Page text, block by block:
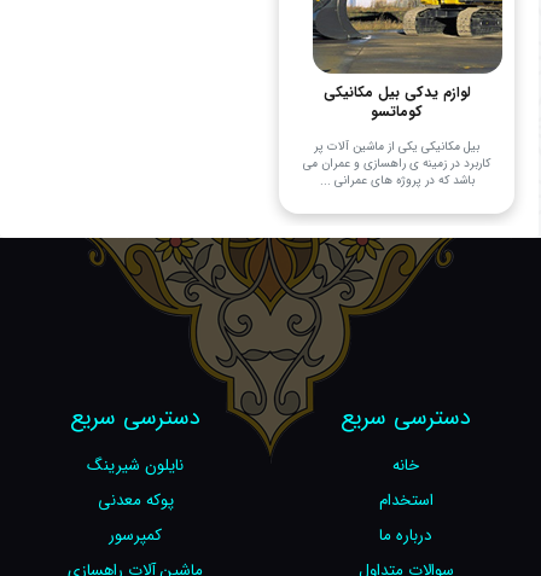
لوازم یدکی بیل مکانیکی
کوماتسو
بیل مکانیکی یکی از ماشین آلات پر
کاربرد در زمینه ی راهسازی و عمران می
باشد که در پروژه های عمرانی ...
دسترسی سریع
خانه
استخدام
درباره ما
سوالات متداول
دسترسی سریع
نایلون شیرینگ
پوکه معدنی
کمپرسور
ماشین آلات راهسازی